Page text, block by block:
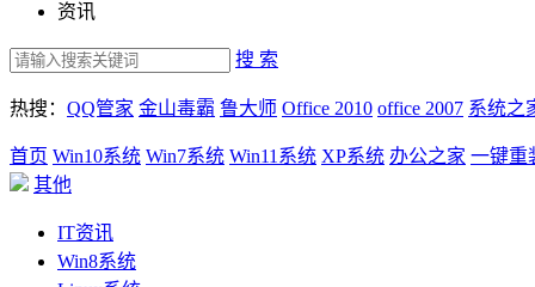
资讯
搜 索
热搜： QQ管家 金山毒霸 鲁大师 Office 2010 office 2007 系统之
首页 Win10系统 Win7系统 Win11系统 XP系统 办公之家 一键重
其他
IT资讯
Win8系统